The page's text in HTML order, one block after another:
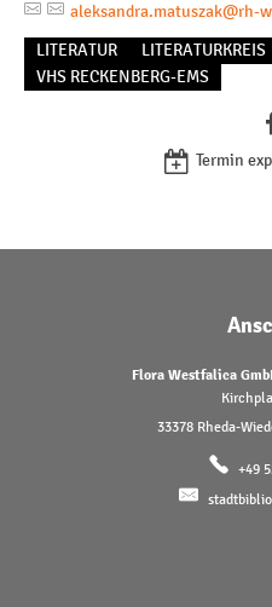
aleksandra.matuszak@rh-
LITERATUR
LITERATURKREIS
VHS RECKENBERG-EMS
Termin
Flora Westfalica
33378 Rheda-
+49